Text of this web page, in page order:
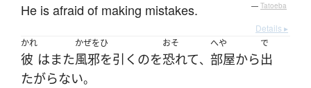
He is afraid of making mistakes. — Tatoeba
Details ▸
かれ
彼 はまた
かぜをひ
風邪を引く のを
おそ
恐れて、
へや
部屋から
で
出
たがらない。